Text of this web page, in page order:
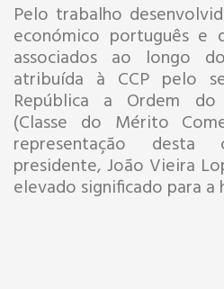
Pelo trabalho
económico português e
associados ao longo
atribuída à CCP pelo
República a Ordem
(Classe do Mérito
representação desta
presidente, João Vieira
elevado significado para a